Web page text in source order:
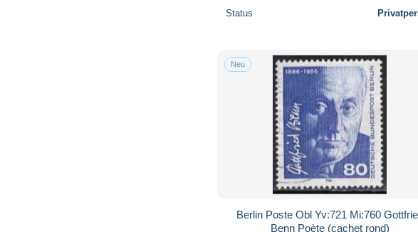
Status
Neu
Berlin Poste Obl Yv:721 Mi:760
Benn Poète (cachet rond)